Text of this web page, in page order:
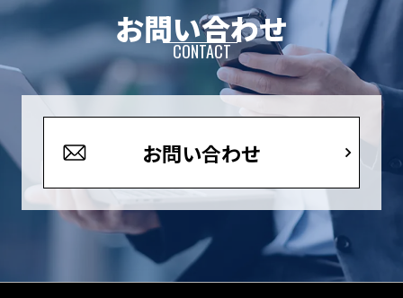
お問い合わせ
CONTACT
お問い合わせ